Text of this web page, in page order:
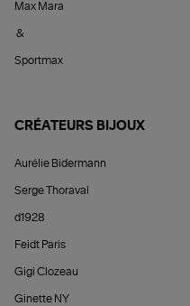
Max Mara
&
Sportmax
CRÉATEURS BIJOUX
Aurélie Bidermann
Serge Thoraval
d1928
Feidt Paris
Gigi Clozeau
Ginette NY